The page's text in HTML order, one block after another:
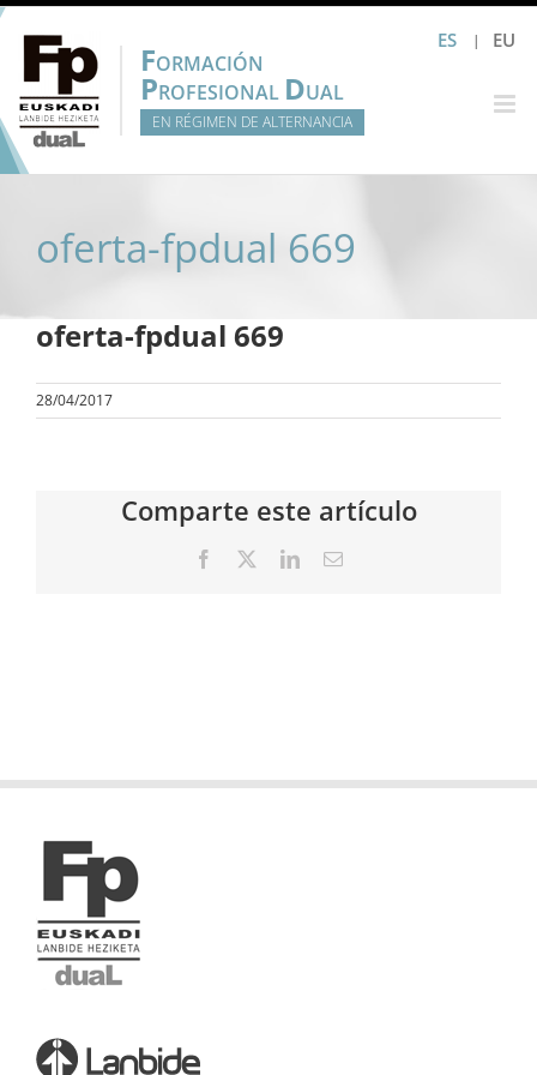
Saltar
contenido
ES EU
FORMACIÓN
PROFESIONAL DUAL
EN RÉGIMEN DE ALTERNANCIA
oferta-fpdual 669
oferta-fpdual 669
28/04/2017
Comparte este artículo
Facebook LinkedInCorreo